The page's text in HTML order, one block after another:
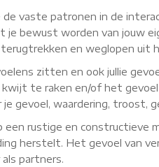
vaste patronen in de
bewust worden van jouw
en weglopen uit
zitten en ook jullie
kwijt te raken en/of het
gevoel, waardering, troost,
rustige en constructieve
herstelt. Het gevoel van
partners.